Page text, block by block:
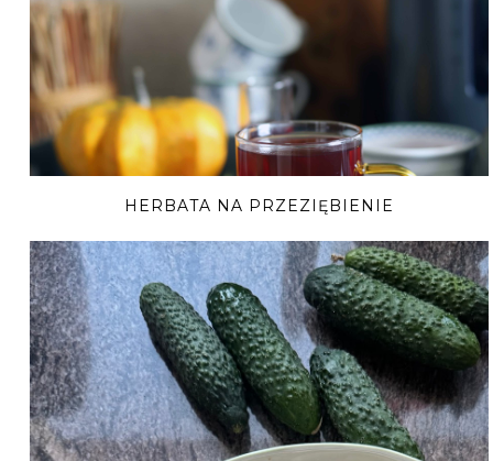
HERBATA NA PRZEZIĘBIENIE